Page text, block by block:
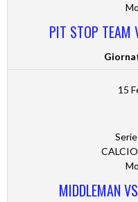
PIT STOP TEAM
15
MIDDLEMAN